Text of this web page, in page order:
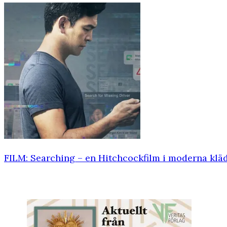
FILM: Searching – en Hitchcockfilm i moderna